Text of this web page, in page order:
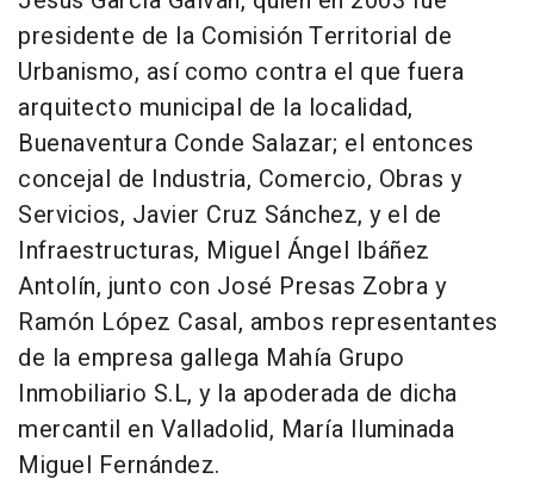
presidente de la Comisión Territorial de
Urbanismo, así como contra el que fuera
arquitecto municipal de la localidad,
Buenaventura Conde Salazar; el entonces
concejal de Industria, Comercio, Obras y
Servicios, Javier Cruz Sánchez, y el de
Infraestructuras, Miguel Ángel Ibáñez
Antolín, junto con José Presas Zobra y
Ramón López Casal, ambos representantes
de la empresa gallega Mahía Grupo
Inmobiliario S.L, y la apoderada de dicha
mercantil en Valladolid, María Iluminada
Miguel Fernández.